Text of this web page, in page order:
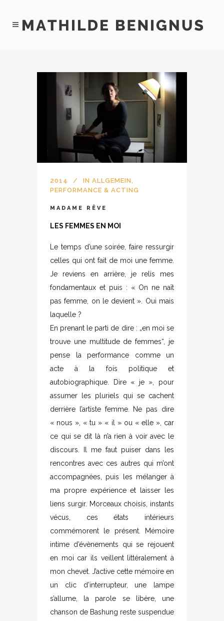
2014 IN ALLGEMEIN,
PERFORMANCE & ACTING
MADAME RÊVE
LES FEMMES EN MOI
Le temps d’une soirée, faire ressurgir
celles qui ont fait de moi une femme.
Je reviens en arrière, je relis mes
fondamentaux et puis : « On ne naît
pas femme, on le devient ». Oui mais
laquelle ?
En prenant le parti de dire : „en moi se
trouve une multitude de femmes“, je
pense la performance comme un
acte à la fois politique et
autobiographique. Dire « je », pour
assumer les pluriels qui se cachent
derrière l’artiste femme. Ne pas dire
« nous », « tu » « il » ou « elle », car
ce qui se dit là n’a rien à voir avec le
discours. Il me faut puiser dans les
rencontres avec ces autres qui m’ont
accompagnées, puis les mélanger à
ma propre expérience et laisser les
liens surgir. Morceaux choisis, instants
vécus, ces états intérieurs
commémorent le présent. Mémoire
intime d’évènements qui se rejouent
en moi car ils veillent littéralement à
mon chevet. J’active cette mémoire en
un clic d’interrupteur, une lampe
s’allume, la parole se libère, une
chanson de Bashung reste suspendue